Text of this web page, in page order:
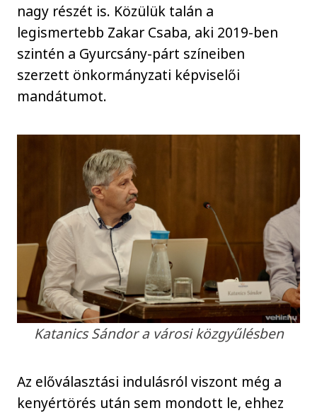
nagy részét is. Közülük talán a
legismertebb Zakar Csaba, aki 2019-ben
szintén a Gyurcsány-párt színeiben
szerzett önkormányzati képviselői
mandátumot.
Katanics Sándor a városi közgyűlésben
Az előválasztási indulásról viszont még a
kenyértörés után sem mondott le, ehhez